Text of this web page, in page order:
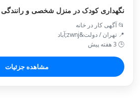
نگهداری کودک در منزل شخصی و رانندگی
📂 آگهی کار در خانه
📍 تهران / دولت&zwnj;آباد
🕒 3 هفته پیش
مشاهده جزئیات